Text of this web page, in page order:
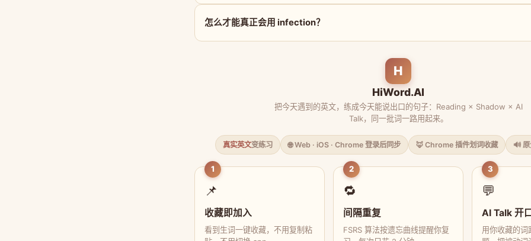
怎么才能真正会用 infection？
H
HiWord.AI
把今天遇到的英文，练成今天能说出口的句子：Reading × Shadow × AI
Talk，同一批词一路用起来。
真实英文变练习 🌐 Web · iOS · Chrome 登录后同步 🦊 Chrome 插件划词收藏 🔊
1
📌
收藏即加入
看到生词一键收藏，不用复制粘
2
🔁
间隔重复
FSRS 算法按遗忘曲线提醒你复
3
💬
AI Talk 开
用你收藏的词